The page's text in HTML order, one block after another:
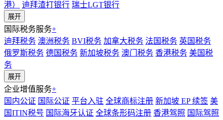
港）
迪拜渣打银行 瑞士LGT银行
展开
国际税务服务+
迪拜税务 澳洲税务 BVI税务 加拿大税务 法国税务 英国税务
俄罗斯税务 德国税务 新加坡税务 澳门税务 香港税务 美国税
务
展开
企业增值服务+
国内公证 国际公证 平台入驻 全球商标注册 新加坡 EP 续签 美
国ITIN税号 国际海牙认证 全球条形码注册 香港驾照 国际驾照